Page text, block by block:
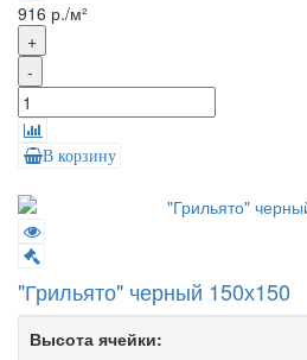
916 р./м²
+
-
В корзину
"Грильято" черный 150х150
Высота ячейки: